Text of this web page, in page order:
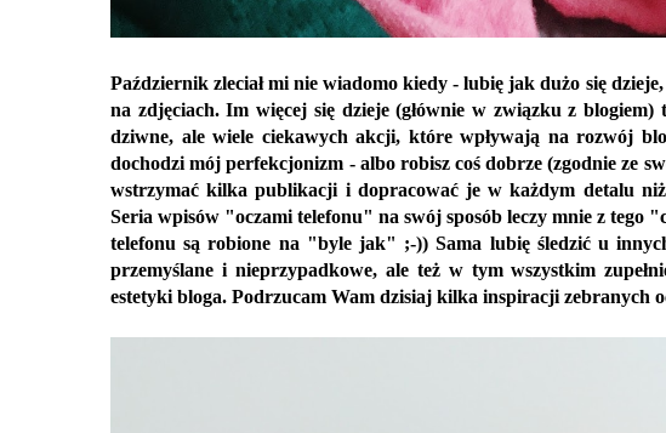
Październik zleciał mi nie wiadomo kiedy - lubię jak dużo się
na zdjęciach. Im więcej się dzieje (głównie w związku z
dziwne, ale wiele ciekawych akcji, które wpływają na rozwój
dochodzi mój perfekcjonizm - albo robisz coś dobrze (zgodnie ze
wstrzymać kilka publikacji i dopracować je w każdym detalu niż
Seria wpisów "oczami telefonu" na swój sposób leczy mnie z tego
telefonu są robione na "byle jak" ;-)) Sama lubię śledzić u
przemyślane i nieprzypadkowe, ale też w tym wszystkim
estetyki bloga. Podrzucam Wam dzisiaj kilka inspiracji zebranych